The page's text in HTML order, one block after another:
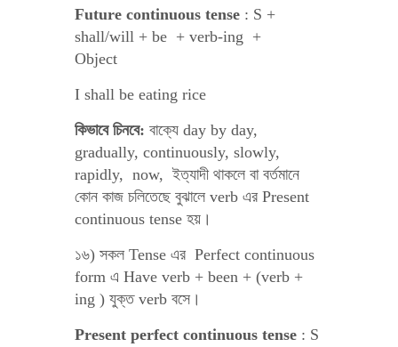
Future continuous tense : S +
shall/will + be + verb-ing +
Object
I shall be eating rice
কিভাবে চিনবে: বাক্যে day by day,
gradually, continuously, slowly,
rapidly, now, ইত্যাদী থাকলে বা বর্তমানে
কোন কাজ চলিতেছে বুঝালে verb এর Present
continuous tense হয়।
১৬) সকল Tense এর Perfect continuous
form এ Have verb + been + (verb +
ing ) যুক্ত verb বসে।
Present perfect continuous tense : S